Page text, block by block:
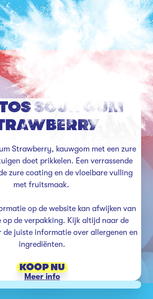
SOUR GUM
Strawberry, kauwgom met een zure
doet prikkelen. Een verrassende
zure coating en de vloeibare vulling
met fruitsmaak.
op de website kan afwijken van
de verpakking. Kijk altijd naar de
de juiste informatie over allergenen en
ingrediënten.
KOOP NU
Meer info